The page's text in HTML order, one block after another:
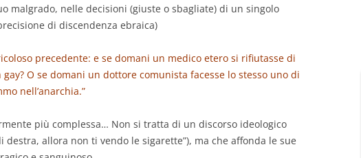
malgrado, nelle decisioni (giuste o sbagliate) di un singolo
di discendenza ebraica)
precedente: e se domani un medico etero si rifiutasse di
O se domani un dottore comunista facesse lo stesso uno di
nell’anarchia.”
più complessa… Non si tratta di un discorso ideologico
destra, allora non ti vendo le sigarette”), ma che affonda le sue